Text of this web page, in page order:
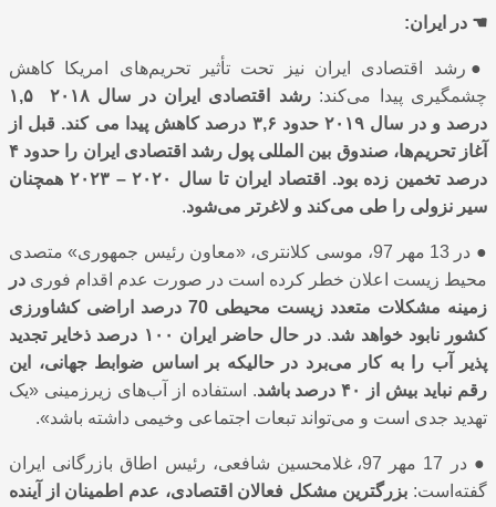
☚ در ایران:
● رشد اقتصادی ایران نیز تحت تأثیر تحریم‌های امریکا کاهش
چشمگیری پیدا می‌کند:
رشد اقتصادی ایران در سال ۲۰۱۸ ۱,۵
درصد و در سال ۲۰۱۹ حدود ۳,۶ درصد کاهش پیدا می کند. قبل از
آغاز تحریم‌ها، صندوق بین ‌المللی پول رشد اقتصادی ایران را حدود ۴
درصد تخمین زده بود. اقتصاد ایران تا سال ۲۰۲۰ – ۲۰۲۳ همچنان
سیر نزولی را طی می‌کند و لاغرتر می‌شود.
●
در 13 مهر 97، موسی کلانتری، «معاون رئیس جمهوری» متصدی
محیط زیست اعلان خطر کرده‌ است در صورت عدم اقدام فوری در
زمینه مشکلات متعدد زیست محیطی 70 درصد اراضی کشاورزی
کشور نابود خواهد شد.
در حال حاضر ایران ۱۰۰ درصد ذخایر تجدید
پذیر آب را به کار می‌برد در حالیکه بر اساس ضوابط جهانی، این
رقم نباید بیش از ۴۰ درصد باشد
. استفاده از آب‌های زیرزمینی «یک
تهدید جدی است و می‌تواند تبعات اجتماعی وخیمی داشته باشد».
●
در 17 مهر 97، غلامحسین شافعی، رئیس اطاق بازرگانی ایران
گفته‌است: بزرگترین مشکل فعالان اقتصادی، عدم اطمینان از آینده